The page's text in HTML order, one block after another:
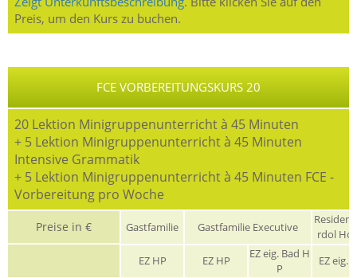
Preis, um den Kurs zu buchen.
FCE VORBEREITUNGSKURS 20
20 Lektion Minigruppenunterricht à 45 Minuten
+ 5 Lektion Minigruppenunterricht à 45 Minuten
Intensive Grammatik
+ 5 Lektion Minigruppenunterricht à 45 Minuten FCE -
Vorbereitung pro Woche
Preise in € Gastfamilie Gastfamilie Executive
rdol
EZ HP
EZ HP
EZ eig. Bad H
P
EZ eig.